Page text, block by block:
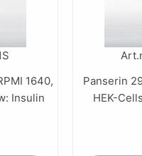
1640,
Insulin
Panserin
HEK-